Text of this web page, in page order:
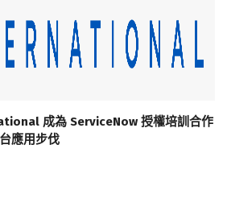
成為 ServiceNow 授權培訓合作
應用步伐